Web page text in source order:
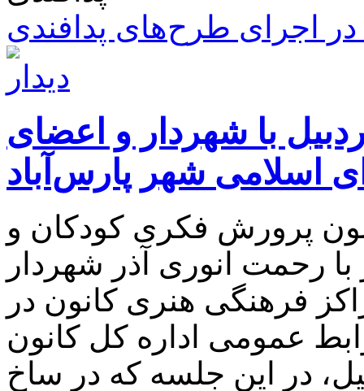
اجرای طرح‌های پدافندی
با شهردار و اعضای
اسلامی شهر پارس‌آباد
پرورش فکری کودکان و
با رحمت انوری آذر شهردار
فرهنگی هنری کانون در
عمومی اداره کل کانون